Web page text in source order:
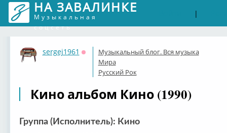
НА ЗАВАЛИНКЕ
Музыкальная
соцсеть
|
sergej1961
Оффлайн
Музыкальный блог. Вся музыка
Мира
Русский Рок
Кино альбом Кино (1990)
Группа (Исполнитель): Кино